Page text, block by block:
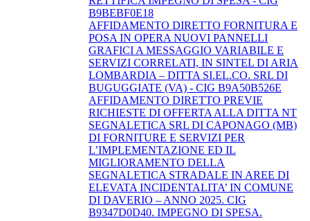
B9BEBF0E18
AFFIDAMENTO DIRETTO FORNITURA E
POSA IN OPERA NUOVI PANNELLI
GRAFICI A MESSAGGIO VARIABILE E
SERVIZI CORRELATI, IN SINTEL DI ARIA
LOMBARDIA – DITTA SI.EL.CO. SRL DI
BUGUGGIATE (VA) - CIG B9A50B526E
AFFIDAMENTO DIRETTO PREVIE
RICHIESTE DI OFFERTA ALLA DITTA NT
SEGNALETICA SRL DI CAPONAGO (MB)
DI FORNITURE E SERVIZI PER
L’IMPLEMENTAZIONE ED IL
MIGLIORAMENTO DELLA
SEGNALETICA STRADALE IN AREE DI
ELEVATA INCIDENTALITA’ IN COMUNE
DI DAVERIO – ANNO 2025. CIG
B9347D0D40. IMPEGNO DI SPESA.